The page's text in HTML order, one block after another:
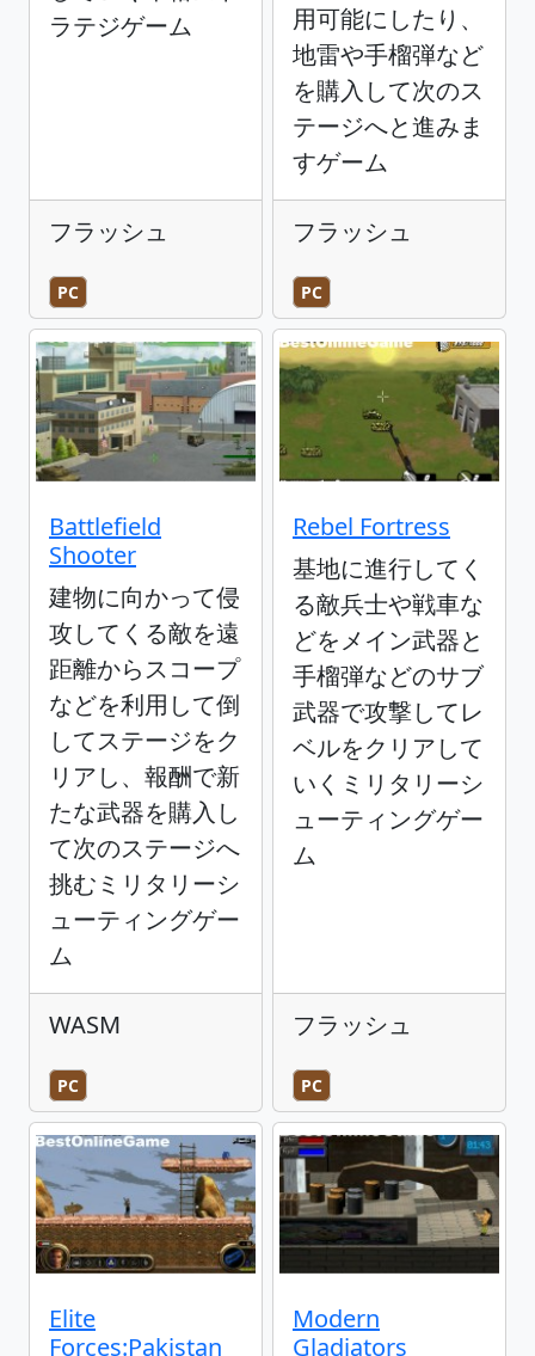
ラテジゲーム
フラッシュ
PC
用可能にしたり、
地雷や手榴弾など
を購入して次のス
テージへと進みま
すゲーム
フラッシュ
PC
Battlefield
Shooter
建物に向かって侵
攻してくる敵を遠
距離からスコープ
などを利用して倒
してステージをク
リアし、報酬で新
たな武器を購入し
て次のステージへ
挑むミリタリーシ
ューティングゲー
ム
WASM
PC
Rebel Fortress
基地に進行してく
る敵兵士や戦車な
どをメイン武器と
手榴弾などのサブ
武器で攻撃してレ
ベルをクリアして
いくミリタリーシ
ューティングゲー
ム
フラッシュ
PC
Elite
Forces:Pakistan
Modern
Gladiators